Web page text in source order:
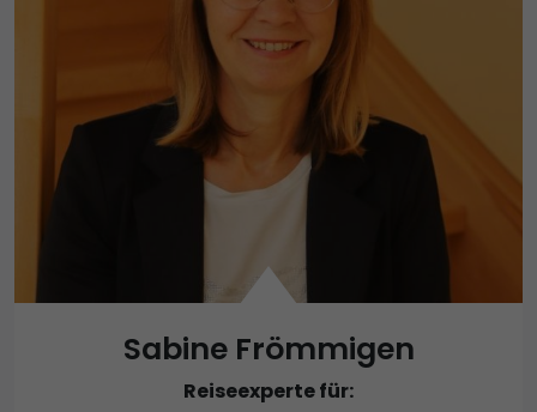
Sabine Frömmigen
Reiseexperte für: